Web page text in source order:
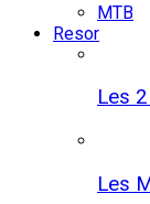
MTB
Resor
Les
Les